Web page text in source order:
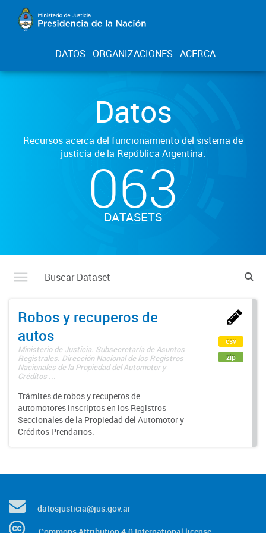
DATOS ORGANIZACIONES ACERCA
Datos
Recursos acerca del funcionamiento del sistema de
justicia de la República Argentina.
063
DATASETS
Robos y recuperos de
autos
Ministerio de Justicia. Subsecretaría de Asuntos
Registrales. Dirección Nacional de los Registros
Nacionales de la Propiedad del Automotor y
Créditos ...
Trámites de robos y recuperos de
automotores inscriptos en los Registros
Seccionales de la Propiedad del Automotor y
Créditos Prendarios.
csv
zip
datosjusticia@jus.gov.ar